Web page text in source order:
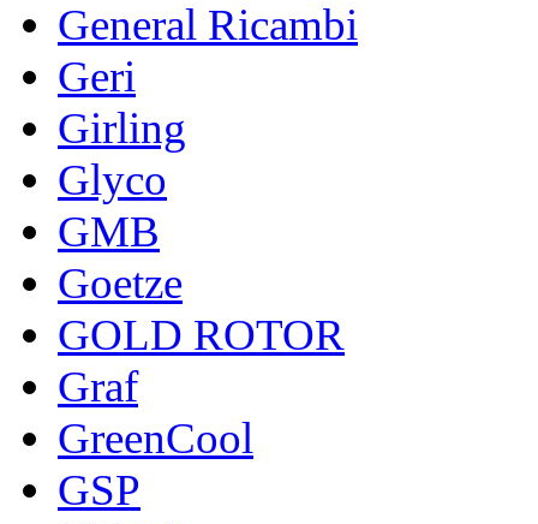
General Ricambi
Geri
Girling
Glyco
GMB
Goetze
GOLD ROTOR
Graf
GreenCool
GSP